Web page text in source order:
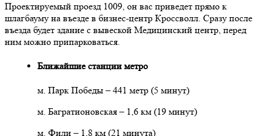
Проектируемый проезд 1009, он вас приведет прямо к
шлагбауму на въезде в бизнес-центр Кроссволл. Сразу после
въезда будет здание с вывеской Медицинский центр, перед
ним можно припарковаться.
Ближайшие станции метро
м. Парк Победы – 441 метр (5 минут)
м. Багратионовская – 1,6 км (19 минут)
м. Фили – 1,8 км (21 минута)